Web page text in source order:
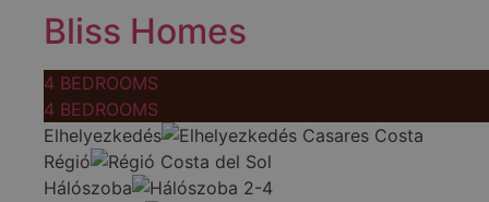
Bliss Homes
4 BEDROOMS
4 BEDROOMS
Elhelyezkedés
Casares Costa
Régió
Costa del Sol
Hálószoba
2-4